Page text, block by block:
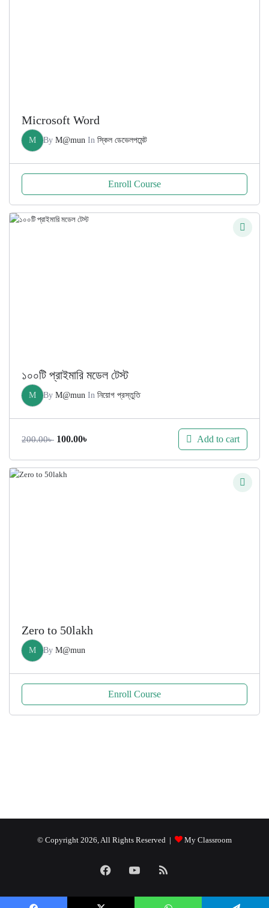
Microsoft Word
M By M@mun In স্কিল ডেভেলপমেন্ট
Enroll Course
১০০টি প্রাইমারি মডেল টেস্ট
M By M@mun In নিয়োগ প্রস্তুতি
200.00৳ Original
was:
100.00৳
is:
Add to cart
Zero to 50lakh
M By M@mun
Enroll Course
© Copyright 2026, All Rights Reserved | My Classroom
FacebookYouTubeRSS